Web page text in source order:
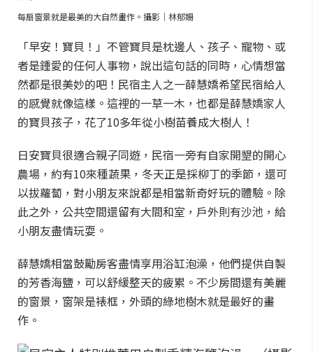
每扇窗景就是最美的大自然畫作。攝影｜林郁姍
「早安！寶貝！」不管寶貝是枕邊人、孩子、寵物、或
者是鍾愛的任何人事物，說出這句話的同時，心情想當
然都是很美妙的吧！民宿主人之一薛慧嬌希望民宿給人
的感覺就像這樣。這裡的一草一木，也都是薛慧嬌家人
的寶貝孩子，花了10多年從小樹苗養成大樹人！
日安寶貝很適合親子同遊，民宿一旁有自家開墾的開心
農場，約有10來種蔬果，冬天正是採柳丁的季節，還可
以拔蘿蔔，對小朋友來說都是相當新奇好玩的體驗。除
此之外，公共空間還留有大間和室，戶外則有沙池，給
小朋友盡情玩耍。
薛慧嬌相當鼓勵房客盡情享用浴缸泡澡，他們提供自製
的芳香海鹽，可以舒緩整天的疲累。不少房間還有美麗
的窗景，窗架是裱框，外頭的綠地樹木就是最好的畫
作。